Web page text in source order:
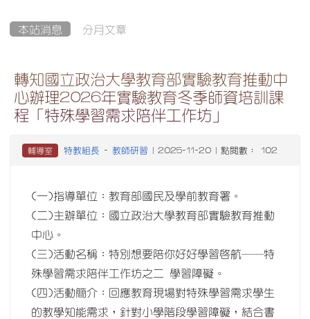
本站消息 分月文章
轉知國立政治大學教育部實驗教育推動中
心辦理2026年實驗教育冬季師資培訓課
程「特殊學習需求陪伴工作坊」
輔導室 特教組長 - 教師研習 | 2025-11-20 | 點閱數： 102
(一)指導單位：教育部國民及學前教育署。
(二)主辦單位：國立政治大學教育部實驗教育推動
中心。
(三)活動名稱：特別想要陪你好好學習啟航──特
殊學習需求陪伴工作坊之二 學習障礙。
(四)活動簡介：回應教育現場對特殊學習需求學生
的教學知能需求，針對小學階段學習障礙，結合書